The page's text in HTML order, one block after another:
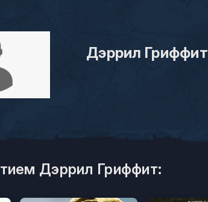
Дэррил Гриффит
Дэррил Гриффит: